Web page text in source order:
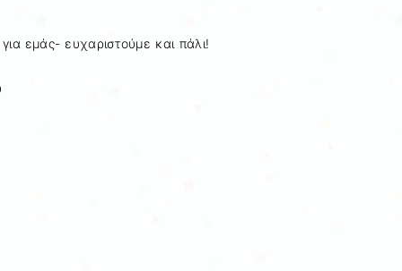
εμάς- ευχαριστούμε και πάλι!